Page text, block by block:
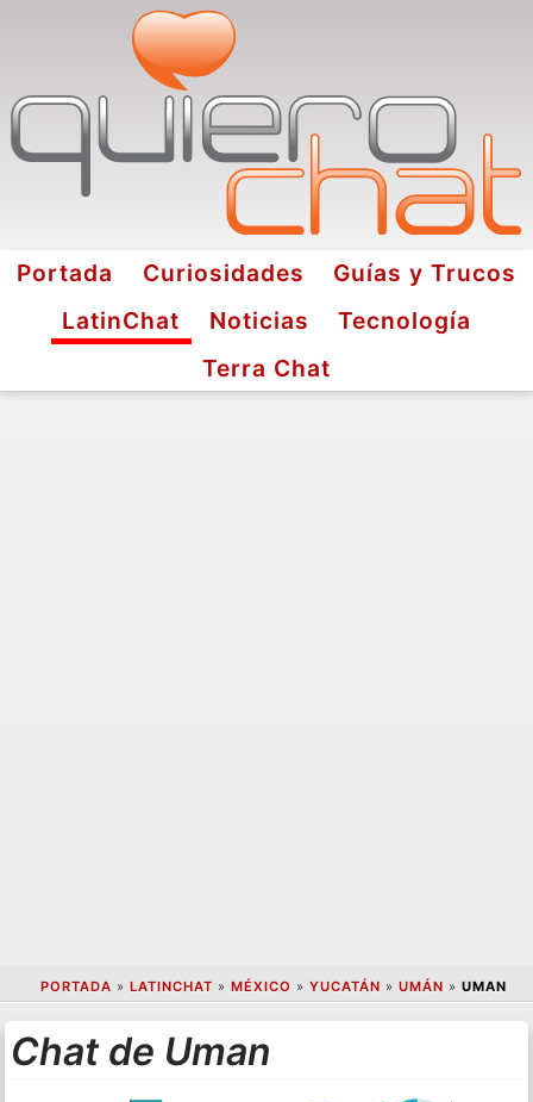
Portada Curiosidades
Guías y Trucos
LatinChat
Noticias
Tecnología
Terra Chat
PORTADA » LATINCHAT » MÉXICO » YUCATÁN » UMÁN » UMAN
Chat de Uman